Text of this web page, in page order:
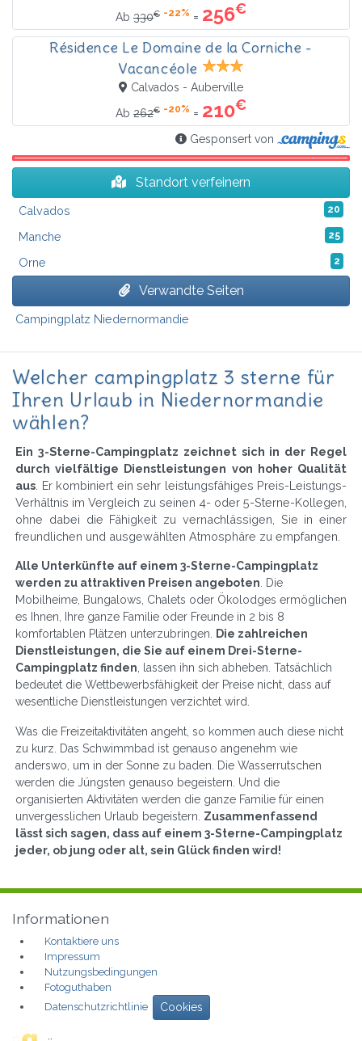
Ab 330€ -22% = 256€
Résidence Le Domaine de la Corniche -
Vacancéole
Calvados - Auberville
Ab 262€ -20% = 210€
Gesponsert von
Standort verfeinern
Calvados 20
Manche 25
Orne 2
Verwandte Seiten
Campingplatz Niedernormandie
Welcher campingplatz 3 sterne für
Ihren Urlaub in Niedernormandie
wählen?
Ein 3-Sterne-Campingplatz zeichnet sich in der Regel
durch vielfältige Dienstleistungen von hoher Qualität
aus . Er kombiniert ein sehr leistungsfähiges Preis-Leistungs-
Verhältnis im Vergleich zu seinen 4- oder 5-Sterne-Kollegen,
ohne dabei die Fähigkeit zu vernachlässigen, Sie in einer
freundlichen und ausgewählten Atmosphäre zu empfangen.
Alle Unterkünfte auf einem 3-Sterne-Campingplatz
werden zu attraktiven Preisen angeboten . Die
Mobilheime, Bungalows, Chalets oder Ökolodges ermöglichen
es Ihnen, Ihre ganze Familie oder Freunde in 2 bis 8
komfortablen Plätzen unterzubringen.
Die zahlreichen
Dienstleistungen, die Sie auf einem Drei-Sterne-
Campingplatz finden , lassen ihn sich abheben. Tatsächlich
bedeutet die Wettbewerbsfähigkeit der Preise nicht, dass auf
wesentliche Dienstleistungen verzichtet wird.
Was die Freizeitaktivitäten angeht, so kommen auch diese nicht
zu kurz. Das Schwimmbad ist genauso angenehm wie
anderswo, um in der Sonne zu baden. Die Wasserrutschen
werden die Jüngsten genauso begeistern. Und die
organisierten Aktivitäten werden die ganze Familie für einen
unvergesslichen Urlaub begeistern. Zusammenfassend
lässt sich sagen, dass auf einem 3-Sterne-Campingplatz
jeder, ob jung oder alt, sein Glück finden wird!
Informationen
Kontaktiere uns
Impressum
Nutzungsbedingungen
Fotoguthaben
Datenschutzrichtlinie
Cookies